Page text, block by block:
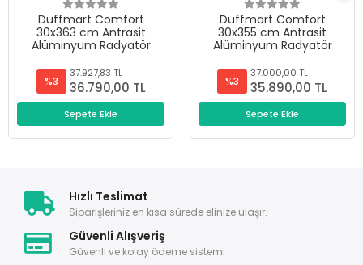
Duffmart Comfort
30x363 cm Antrasit
Alüminyum Radyatör
%3
37.927,83 TL
36.790,00 TL
Sepete Ekle
Duffmart Comfort
30x355 cm Antrasit
Alüminyum Radyatör
%3
37.000,00 TL
35.890,00 TL
Sepete Ekle
Hızlı Teslimat
Siparişleriniz en kısa sürede elinize ulaşır.
Güvenli Alışveriş
Güvenli ve kolay ödeme sistemi